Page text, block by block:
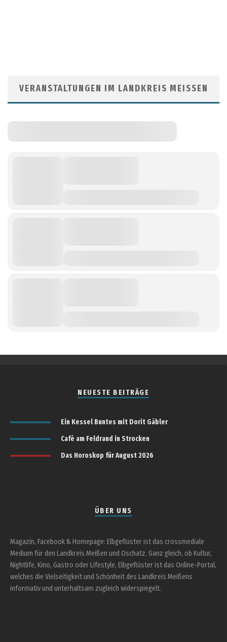
VERANSTALTUNGEN IM LANDKREIS MEISSEN
NEUESTE BEITRÄGE
Ein Kessel Buntes mit Dorit Gäbler
Café am Feldrand in Strocken
Das Horoskop für August 2026
ÜBER UNS
Magazin, Facebook & Homepage: Elbgeflüster ist das crossmediale
Medium für den Landkreis Meißen und Oschatz. Ganz gleich, ob Kultur,
Nightlife, Kino, Gastro oder Lifestyle, Elbgeflüster ist das Online-Portal,
welches die Vielseitigkeit und Schönheit des Landkreis Meißens
informativ und unterhaltsam zugleich widerspiegelt.